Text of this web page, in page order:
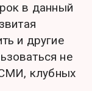
в данный
и другие
не
СМИ, клубных